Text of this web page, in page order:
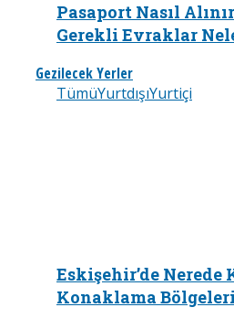
Pasaport Nasıl
Gerekli Evraklar
Gezilecek Yerler
TümüYurtdışıYurtiçi
Eskişehir’de Nerede
Konaklama Bölgeleri